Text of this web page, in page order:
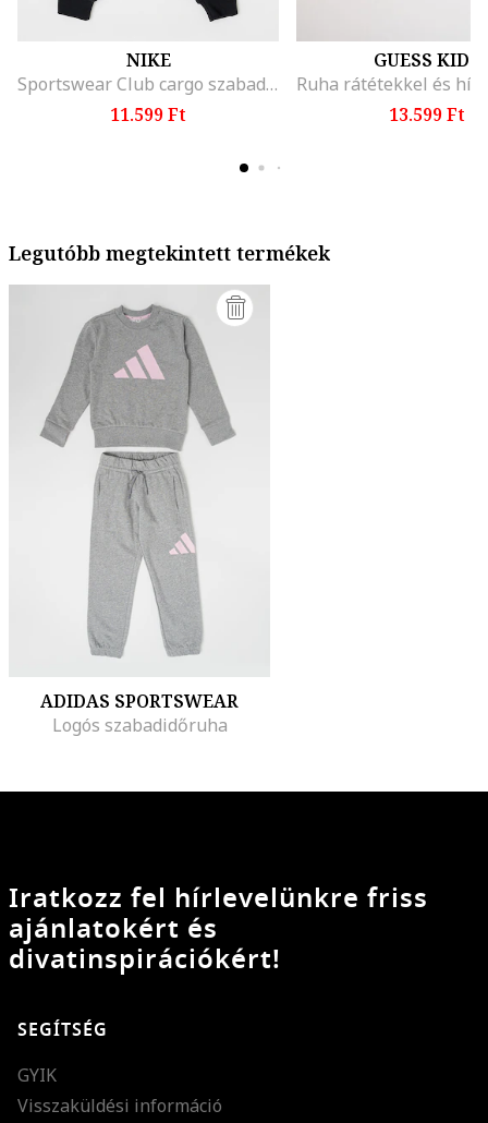
NIKE
Sportswear Club cargo szabadidőnadrág, Fekete
11.599 Ft
GUESS KIDS
13.599 Ft
Legutóbb megtekintett termékek
ADIDAS SPORTSWEAR
Logós szabadidőruha
Iratkozz fel hírlevelünkre friss
ajánlatokért és
divatinspirációkért!
SEGÍTSÉG
GYIK
Visszaküldési információ